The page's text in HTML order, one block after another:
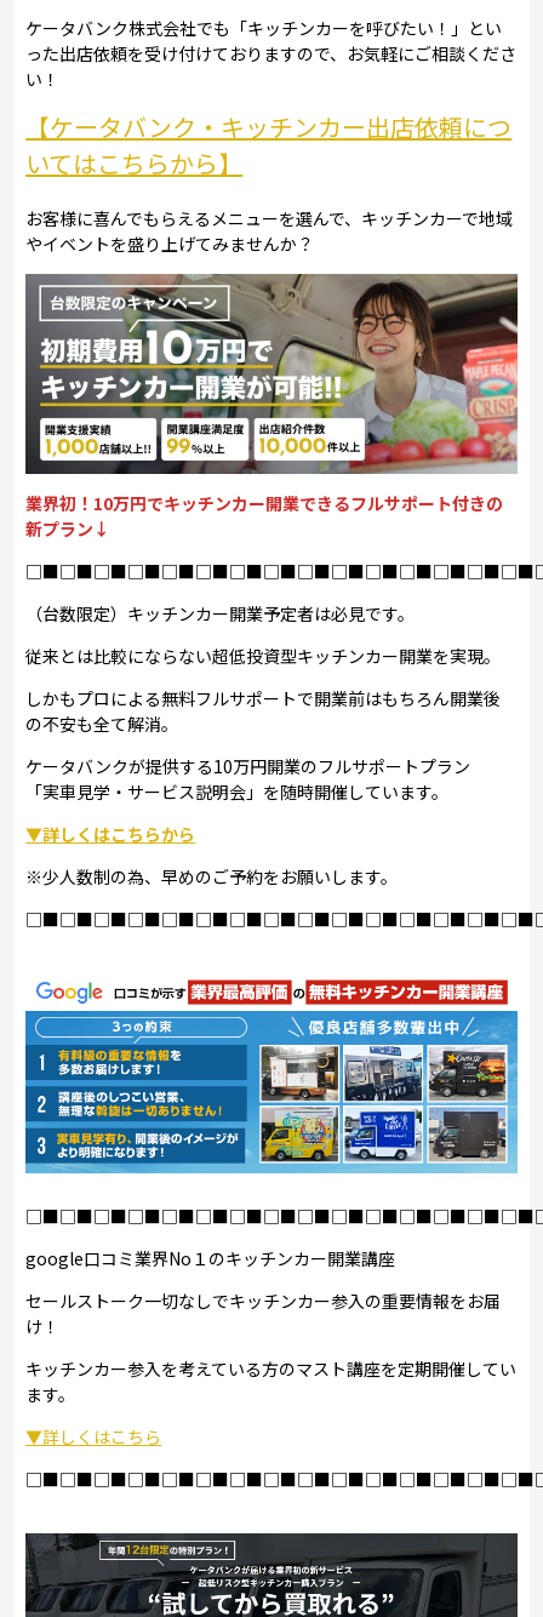
ケータバンク株式会社でも「キッチンカーを呼びたい！」とい
った出店依頼を受け付けておりますので、お気軽にご相談くださ
い！
【ケータバンク・キッチンカー出店依頼につ
いてはこちらから】
お客様に喜んでもらえるメニューを選んで、キッチンカーで地域
やイベントを盛り上げてみませんか？
業界初！10万円でキッチンカー開業できるフルサポート付きの
新プラン↓
（台数限定）キッチンカー開業予定者は必見です。
従来とは比較にならない超低投資型キッチンカー開業を実現。
しかもプロによる無料フルサポートで開業前はもちろん開業後
の不安も全て解消。
ケータバンクが提供する10万円開業のフルサポートプラン
「実車見学・サービス説明会」を随時開催しています。
▼詳しくはこちらから
※少人数制の為、早めのご予約をお願いします。
google口コミ業界No１のキッチンカー開業講座
セールストーク一切なしでキッチンカー参入の重要情報をお届
け！
キッチンカー参入を考えている方のマスト講座を定期開催してい
ます。
▼詳しくはこちら